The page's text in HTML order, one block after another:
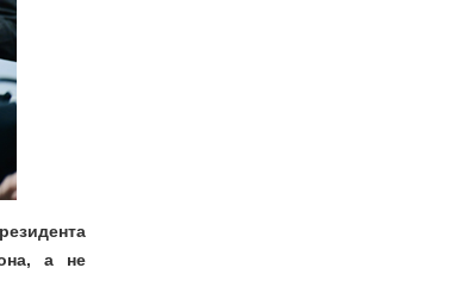
а не